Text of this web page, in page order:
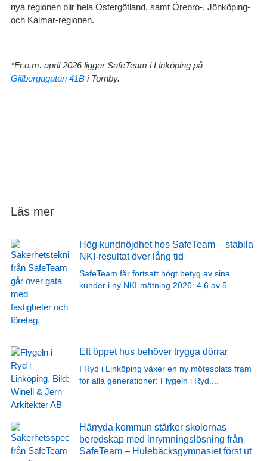
nya regionen blir hela Östergötland, samt Örebro-, Jönköping-
och Kalmar-regionen.
*Fr.o.m. april 2026 ligger SafeTeam i Linköping på
Gillbergagatan 41Bi Tornby.
Läs mer
Hög kundnöjdhet hos SafeTeam – stabila
NKI-resultat över lång tid
SafeTeam får fortsatt högt betyg av sina
kunder i ny NKI-mätning 2026: 4,6 av 5.
Ett öppet hus behöver trygga dörrar
I Ryd i Linköping växer en ny mötesplats fram
för alla generationer: Flygeln i Ryd.
Härryda kommun stärker skolornas
beredskap med inrymningslösning från
SafeTeam – Hulebäcksgymnasiet först ut